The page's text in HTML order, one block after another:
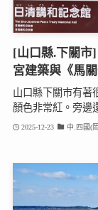
[山口縣.下關市
宮建築與《馬
山口縣下關市有著
顏色非常紅。旁邊
2025-12-23 中.四國(